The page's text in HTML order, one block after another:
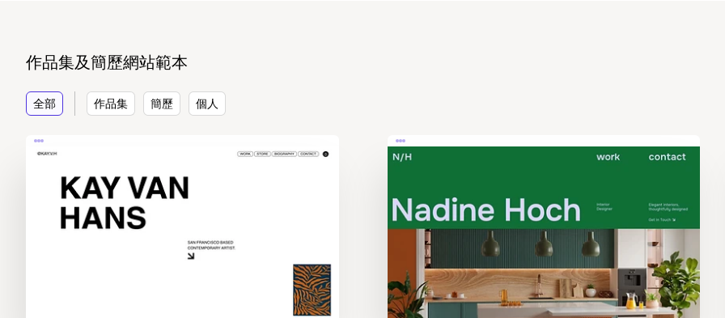
作品集及簡歷網站範本
全部 作品集 簡歷 個人